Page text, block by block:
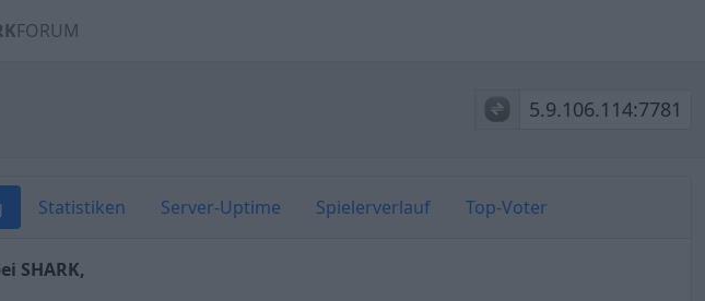
FORUM
5.9.106.114:7781
Statistiken Server-Uptime Spielerverlauf Top-Voter
SHARK,